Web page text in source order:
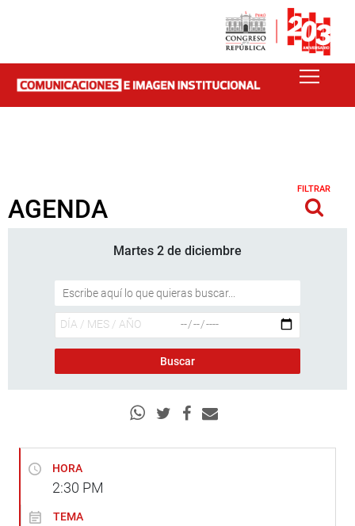
AGENDA
FILTRAR
Martes 2 de diciembre
HORA
2:30 PM
TEMA